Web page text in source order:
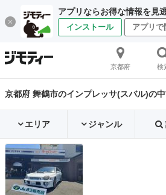
アプリならお得な情報を見
インストール アプリで
京都府 検
京都府 舞鶴市のインプレッサ(スバル)の
エリア ジャンル